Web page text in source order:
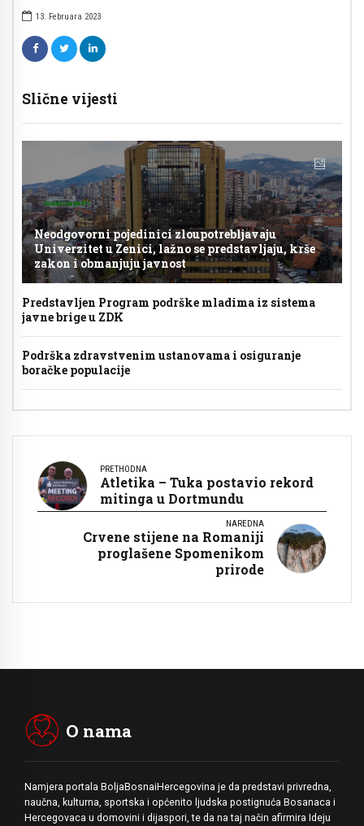
13. Februara 2023
Slične vijesti
Neodgovorni pojedinici zloupotrebljavaju
Univerzitet u Zenici, lažno se predstavljaju, krše
zakon i obmanjuju javnost
Predstavljen Program podrške mladima iz sistema
javne brige u ZDK
Podrška zdravstvenim ustanovama i osiguranje
boračke populacije
PRETHODNA
Atletika – Tuka postavio rekord
mitinga u Dortmundu
NAREDNA
Crvene stijene na Romaniji
proglašene Spomenikom
prirode
O nama
Namjera portala BoljaBosnaiHercegovina je da predstavi privredna,
naučna, kulturna, sportska i općenito ljudska postignuća Bosanaca i
Hercegovaca u domovini i dijaspori, te da na taj način afirmira Ideju